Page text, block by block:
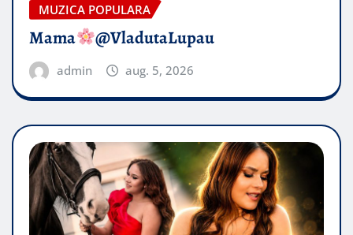
MUZICA POPULARA
Mama @VladutaLupau
admin aug. 5, 2026